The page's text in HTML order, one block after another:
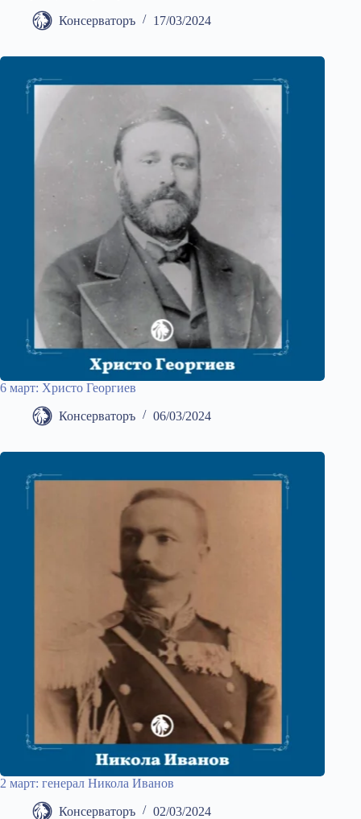
Консерваторъ 17/03/2024
6 март: Христо Георгиев
Консерваторъ 06/03/2024
2 март: генерал Никола Иванов
Консерваторъ 02/03/2024